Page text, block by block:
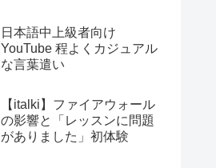
日本語中上級者向け
YouTube 程よくカジュアル
な言葉遣い
【italki】ファイアウォール
の影響と「レッスンに問題
がありました」初体験